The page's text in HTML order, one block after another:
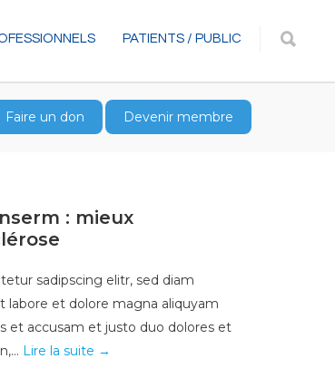
PATIENTS / PUBLIC
Faire un don Devenir membre
: mieux
sadipscing elitr, sed diam
et dolore magna aliquyam
et accusam et justo duo dolores et
Lire la suite →